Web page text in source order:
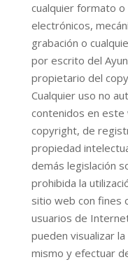
cualquier formato
electrónicos,
grabación o
por escrito del
propietario del
Cualquier uso no
contenidos en
copyright, de
propiedad
demás legislación
prohibida la
sitio web con fines
usuarios de
pueden visualizar
mismo y efectuar